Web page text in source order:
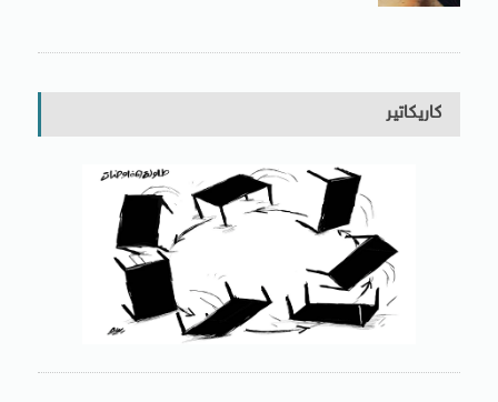
كاريكاتير